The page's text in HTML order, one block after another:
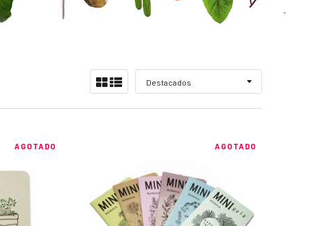
por
Ver:
AGOTADO AGOTADO